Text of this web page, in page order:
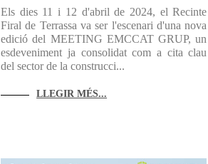
Els dies 11 i 12 d'abril de 2024, el Recinte
Firal de Terrassa va ser l'escenari d'una nova
edició del MEETING EMCCAT GRUP, un
esdeveniment ja consolidat com a cita clau
del sector de la construcci...
LLEGIR MÉS...